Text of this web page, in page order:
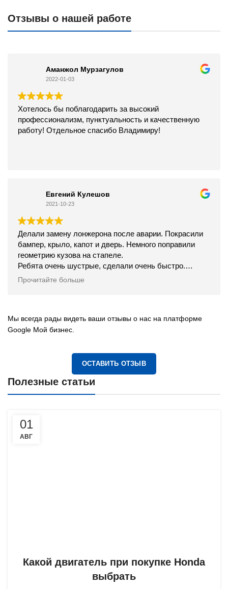
Отзывы о нашей работе
Аманжол Мурзагулов
2022-01-03
Хотелось бы поблагодарить за высокий
профессионализм, пунктуальность и качественную
работу! Отдельное спасибо Владимиру!
Евгений Кулешов
2021-10-23
Делали замену лонжерона после аварии. Покрасили
бампер, крыло, капот и дверь. Немного поправили
геометрию кузова на стапеле.
Ребята очень шустрые, сделали очень быстро.
Встретили, проводили, всё объяснили.
Прочитайте больше
Мы всегда рады видеть ваши отзывы о нас на платформе
Google Мой бизнес.
ОСТАВИТЬ ОТЗЫВ
Полезные статьи
01
АВГ
Какой двигатель при покупке Honda
выбрать